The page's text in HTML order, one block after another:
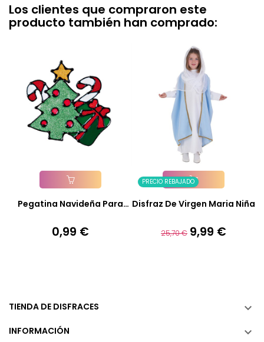
Los clientes que compraron este
producto también han comprado:
Añadir A La Cesta
Pegatina Navideña Para
Precio
0,99 €
PRECIO REBAJADO
Añadir A La Cesta
Disfraz De Virgen Maria Niña
Precio
25,70 € Precio
9,99 €
TIENDA DE DISFRACES 
INFORMACIÓN 